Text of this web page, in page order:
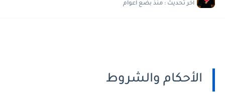
اخر تحديث : منذ بضع اعوام
الأحكام والشروط